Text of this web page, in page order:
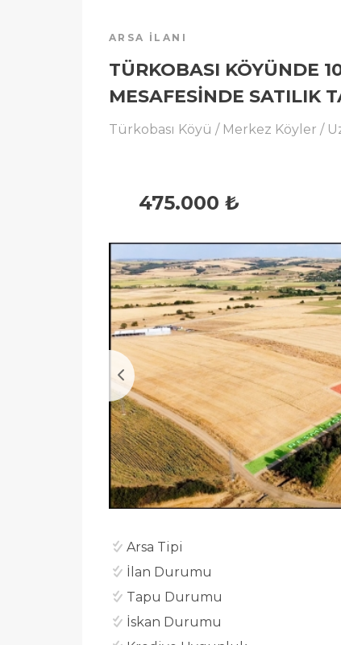
ARSA İLANI
TÜRKOBASI KÖYÜNDE
MESAFESİNDE SATILIK
Türkobası Köyü / Merkez Köyler /
475.000 ₺
Arsa Tipi
İlan Durumu
Tapu Durumu
İskan Durumu